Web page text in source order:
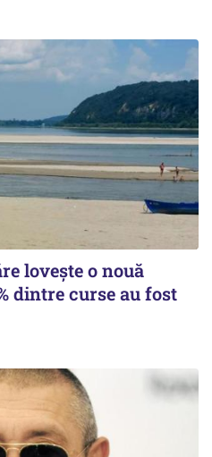
lovește o nouă
dintre curse au fost